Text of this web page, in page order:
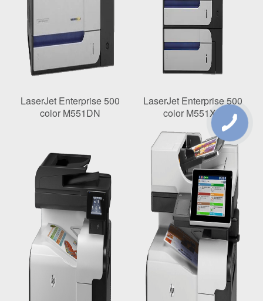
LaserJet Enterprise 500
color M551DN
LaserJet Enterprise 500
color M551XH